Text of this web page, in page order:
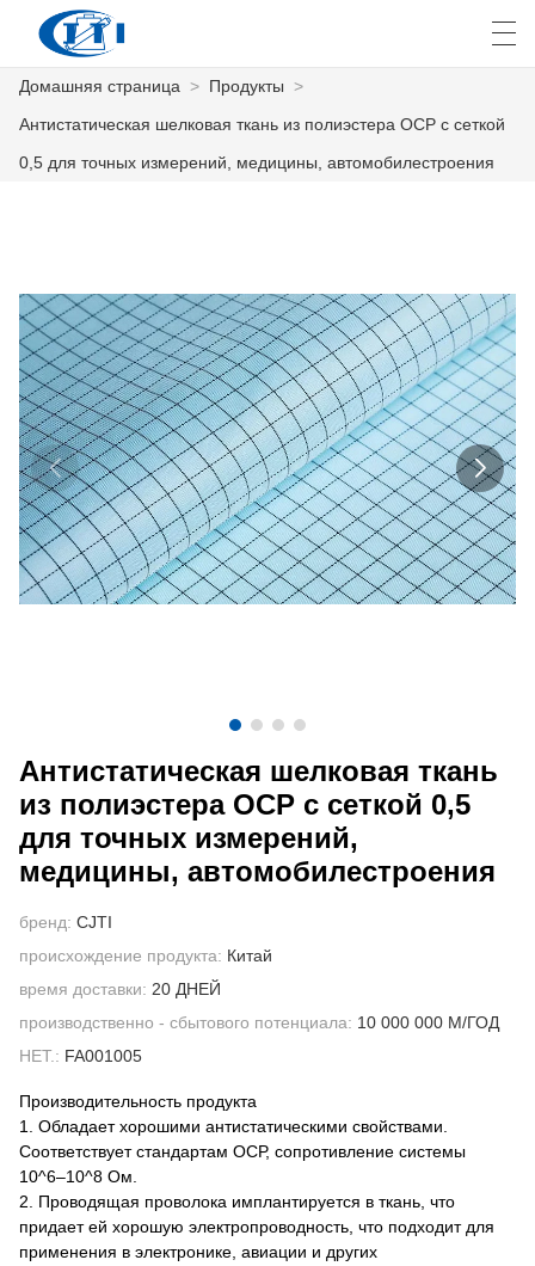
КАСТОМИЗАЦИЯ
О НАС
НОВОСТИ
ПРОМЫШЛЕННОСТЬ
СВЯЖИТЕСЬ С НАМИ
ВИДЕО
العربية česky Deutsch
Домашняя страница > Продукты >
Антистатическая шелковая ткань из полиэстера ОСР с сеткой
0,5 для точных измерений, медицины, автомобилестроения
Антистатическая шелковая ткань
из полиэстера ОСР с сеткой 0,5
для точных измерений,
медицины, автомобилестроения
бренд: CJTI
происхождение продукта: Китай
время доставки: 20 ДНЕЙ
производственно - сбытового потенциала: 10 000 000 М/ГОД
НЕТ.: FA001005
Производительность продукта
1. Обладает хорошими антистатическими свойствами.
Соответствует стандартам ОСР, сопротивление системы
10^6–10^8 Ом.
2. Проводящая проволока имплантируется в ткань, что
придает ей хорошую электропроводность, что подходит для
применения в электронике, авиации и других